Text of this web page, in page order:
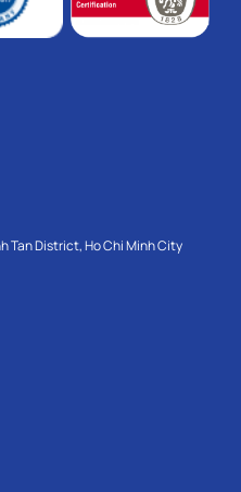
Tan District, Ho Chi Minh City